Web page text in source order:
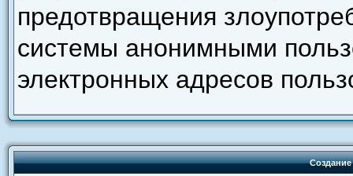
предотвращения
системы анонимными
электронных адресов